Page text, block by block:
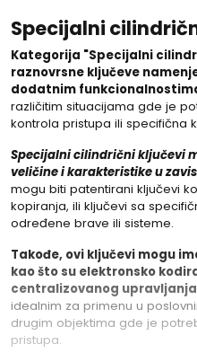
Specijalni
Kategorija "Specijalni
raznovrsne ključeve
dodatnim
različitim situacijama gde je
kontrola pristupa ili specifična
Specijalni cilindrični ključevi
veličine i karakteristike u
mogu biti patentirani ključevi
kopiranja, ili ključevi sa
određene brave ili sisteme.
Takođe, ovi ključevi mogu
kao što su elektronsko
centralizovanog
idealnim za primenu u
drugim objektima gde je
pristupa.